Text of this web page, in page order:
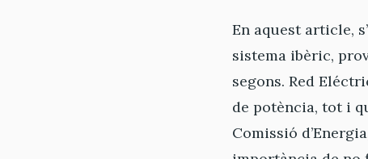
En aquest article,
sistema ibèric,
segons. Red
de potència, tot i
Comissió